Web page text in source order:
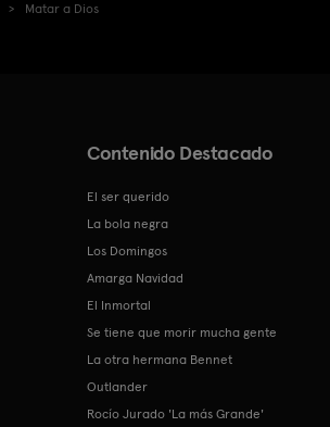
Matar a Dios
Contenido Destacado
El ser querido
La bola negra
Los Domingos
Amarga Navidad
El Inmortal
Se tiene que morir mucha gente
La otra hermana Bennet
Outlander
Rocío Jurado 'La más Grande'